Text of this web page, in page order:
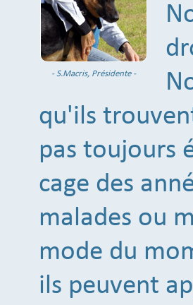
- S.Macris, Présidente -
qu'ils
pas toujours
cage des
malades ou
mode du
ils peuvent